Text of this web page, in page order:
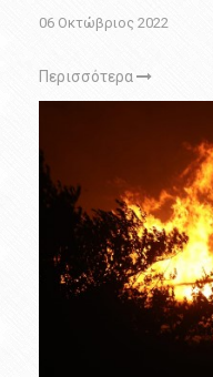
06 Οκτώβριος 2022
Περισσότερα